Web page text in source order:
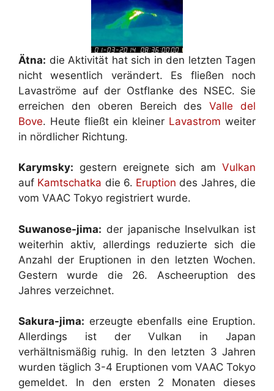
Ätna: die Aktivität hat sich in den letzten Tagen
nicht wesentlich verändert. Es fließen noch
Lavaströme auf der Ostflanke des NSEC. Sie
erreichen den oberen Bereich desValle del
Bove. Heute fließt ein kleiner Lavastrom weiter
in nördlicher Richtung.
Karymsky: gestern ereignete sich am Vulkan
auf Kamtschatka die 6. Eruption des Jahres, die
vom VAAC Tokyo registriert wurde.
Suwanose-jima: der japanische Inselvulkan ist
weiterhin aktiv, allerdings reduzierte sich die
Anzahl der Eruptionen in den letzten Wochen.
Gestern wurde die 26. Ascheeruption des
Jahres verzeichnet.
Sakura-jima: erzeugte ebenfalls eine Eruption.
Allerdings ist der Vulkan in Japan
verhältnismäßig ruhig. In den letzten 3 Jahren
wurden täglich 3-4 Eruptionen vom VAAC Tokyo
gemeldet. In den ersten 2 Monaten dieses